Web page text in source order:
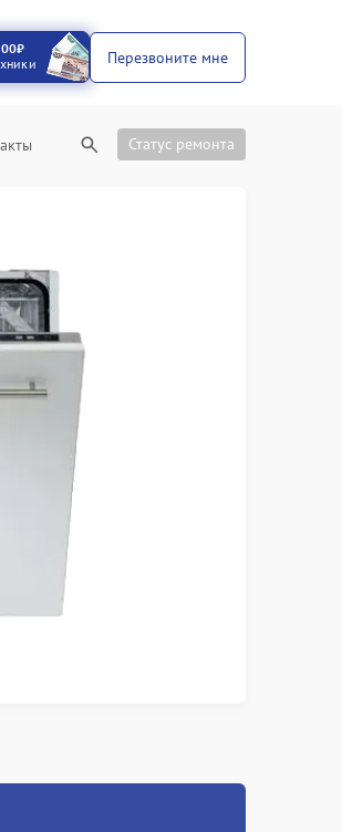
Перезвоните мне
Статус ремонта